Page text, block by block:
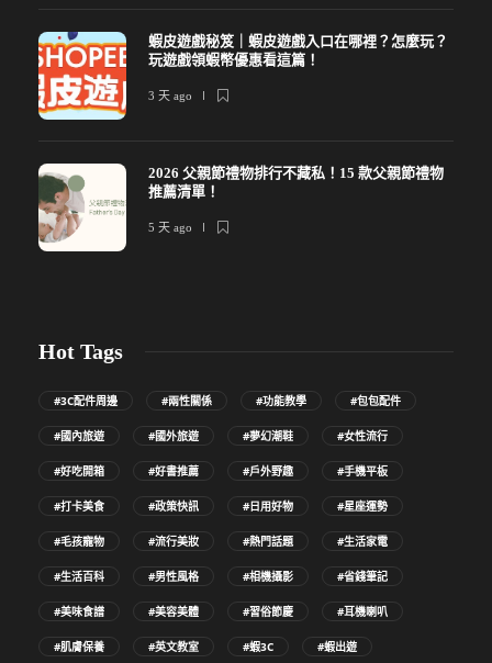
蝦皮遊戲秘笈｜蝦皮遊戲入口在哪裡？怎麼玩？
玩遊戲領蝦幣優惠看這篇！
3 天 ago
2026 父親節禮物排行不藏私！15 款父親節禮物
推薦清單！
5 天 ago
Hot Tags
#3C配件周邊 #兩性關係 #功能教學 #包包配件
#國內旅遊 #國外旅遊 #夢幻潮鞋 #女性流行
#好吃開箱 #好書推薦 #戶外野趣 #手機平板
#打卡美食 #政策快訊 #日用好物 #星座運勢
#毛孩寵物 #流行美妝 #熱門話題 #生活家電
#生活百科 #男性風格 #相機攝影 #省錢筆記
#美味食譜 #美容美體 #習俗節慶 #耳機喇叭
#肌膚保養 #英文教室 #蝦3C #蝦出遊